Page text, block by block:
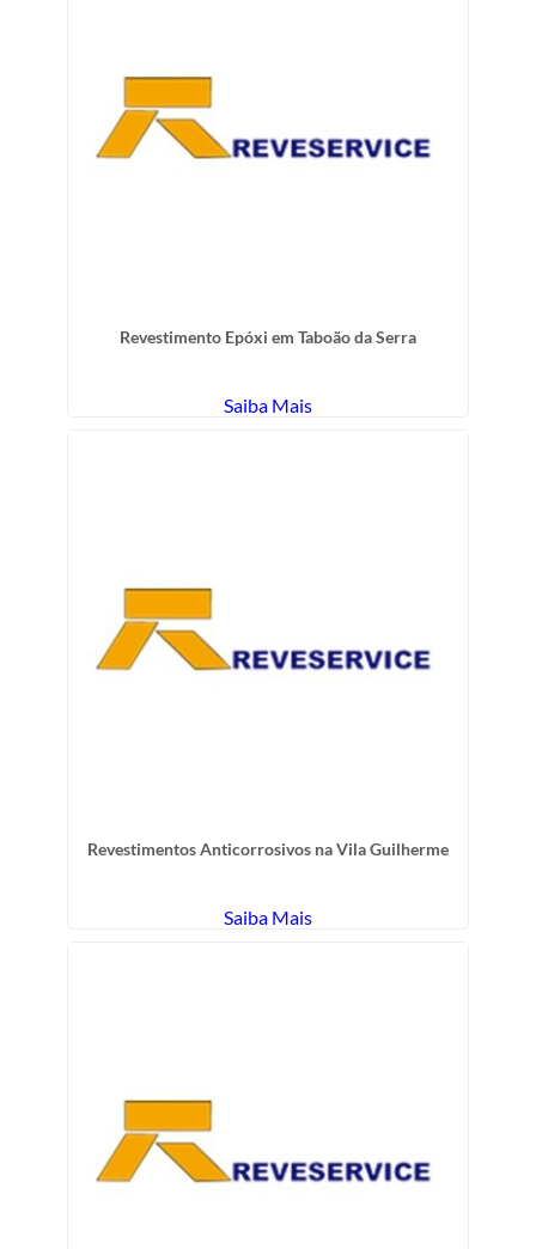
Revestimento Epóxi em Taboão da Serra
Saiba Mais
Revestimentos Anticorrosivos na Vila Guilherme
Saiba Mais